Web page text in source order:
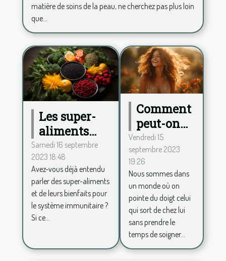
matière de soins de la peau, ne cherchez pas plus loin
que...
Les super-
aliments
pour
renforcer le
système
immunitaire
Samedi 16 septembre
2023 18:48
Avez-vous déjà entendu
parler des super-aliments
et de leurs bienfaits pour
le système immunitaire ?
Si ce...
Comment
peut-on
procéder
pour se
sentir
belle au
quotidien
et avoir
plus de
confiance
en soi ?
Vendredi 15
septembre 2023
19:26
Nous sommes dans
un monde où on
pointe du doigt celui
qui sort de chez lui
sans prendre le
temps de soigner...